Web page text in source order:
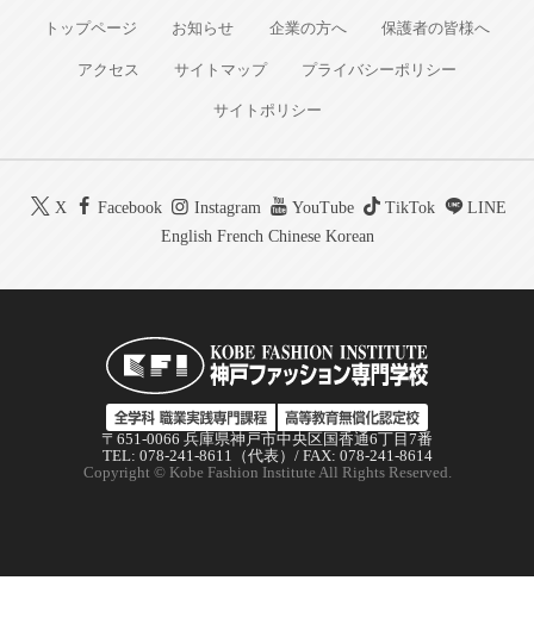
トップページ お知らせ 企業の方へ 保護者の皆様へ
アクセス サイトマップ プライバシーポリシー
サイトポリシー
X Facebook Instagram YouTube TikTok
LINE
English French Chinese Korean
〒651-0066 兵庫県神戸市中央区国香通6丁目7番
TEL: 078-241-8611（代表）/ FAX: 078-241-8614
Copyright © Kobe Fashion Institute All Rights Reserved.